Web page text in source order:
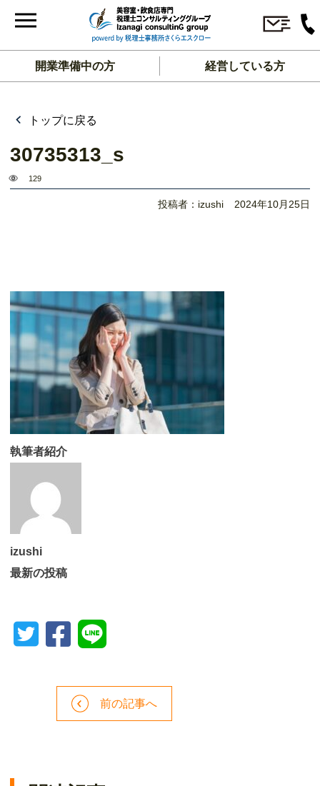
開業準備中の方 経営している方
トップに戻る
30735313_s
129
投稿者：izushi 2024年10月25日
執筆者紹介
izushi
最新の投稿
前の記事へ